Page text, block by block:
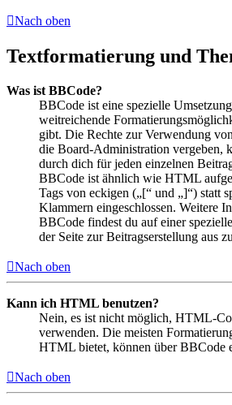
Nach oben
Textformatierung und
Was ist BBCode?
BBCode ist eine spezielle
weitreichende
gibt. Die Rechte zur Verwendung
die Board-Administration vergeben,
durch dich für jeden einzelnen
BBCode ist ähnlich wie HTML
Tags von eckigen („[“ und „]“) statt
Klammern eingeschlossen. Weitere
BBCode findest du auf einer
der Seite zur Beitragserstellung aus
Nach oben
Kann ich HTML benutzen?
Nein, es ist nicht möglich, HTML-
verwenden. Die meisten
HTML bietet, können über BBCode
Nach oben